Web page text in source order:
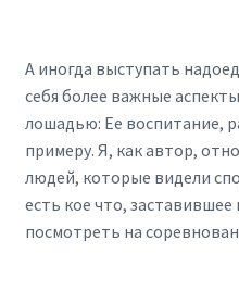
А иногда выступать
себя более важные
лошадью: Ее воспитание,
примеру. Я, как автор,
людей, которые видели
есть кое что, заставившее
посмотреть на